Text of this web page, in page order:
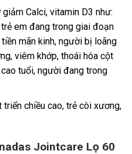
Calci, vitamin D3 như:
em đang trong giai đoạn
mãn kinh, người bị loãng
viêm khớp, thoái hóa cột
tuổi, người đang trong
chiều cao, trẻ còi xương,
Jointcare Lọ 60